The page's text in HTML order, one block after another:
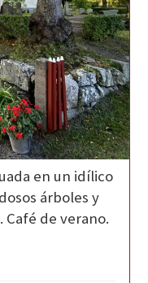
en un idílico
árboles y
de verano.